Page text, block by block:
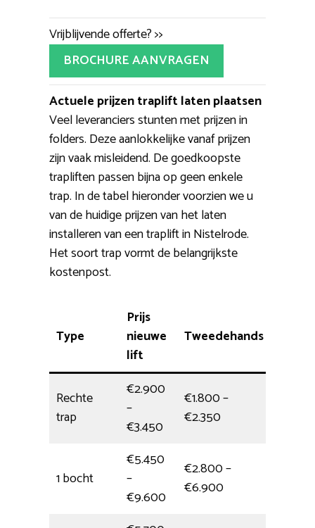
Vrijblijvende offerte? >>
BROCHURE AANVRAGEN
Actuele prijzen traplift laten plaatsen
Veel leveranciers stunten met prijzen in
folders. Deze aanlokkelijke vanaf prijzen
zijn vaak misleidend. De goedkoopste
trapliften passen bijna op geen enkele
trap. In de tabel hieronder voorzien we u
van de huidige prijzen van het laten
installeren van een traplift in Nistelrode.
Het soort trap vormt de belangrijkste
kostenpost.
Type
Prijs
nieuwe
lift
Tweedehands
Rechte
trap
€2.900
–
€3.450
€1.800 –
€2.350
1 bocht
€5.450
–
€9.600
€2.800 –
€6.900